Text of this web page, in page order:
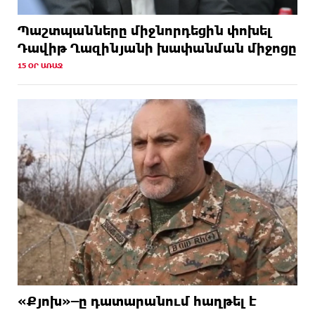
Պաշտպանները միջնորդեցին փոխել
Դավիթ Ղազինյանի խափանման միջոցը
15 ՕՐ ԱՌԱՋ
«Քյոխ»–ը դատարանում հաղթել է